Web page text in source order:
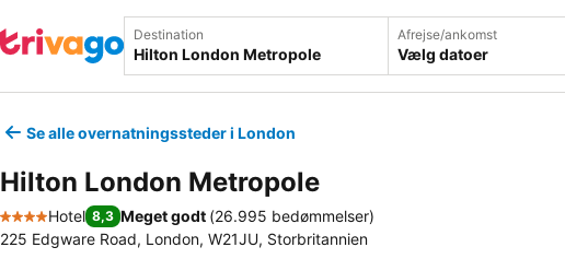
Destination Afrejse/ankomst
Vælg datoer
Se alle overnatningssteder i London
Hilton London Metropole
4 Stjerner
Hotel 8,3 Meget godt (26.995 bedømmelser)
225 Edgware Road, London, W21JU, Storbritannien